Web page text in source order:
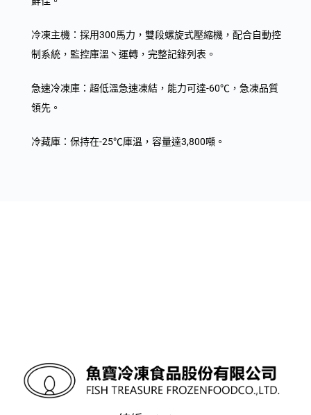
冷凍主機：採用300馬力，雙段螺旋式壓縮機，配合自動控
制系統，監控庫溫丶運轉，完整記錄列表。
急速冷凍庫：超低溫急速凍結，能力可達-60℃，急凍品質
領先。
冷藏庫：保持在-25℃庫溫，容量達3,800噸。